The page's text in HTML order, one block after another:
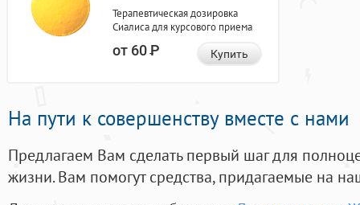
Терапевтическая дозировка
Сиалиса для курсового приема
от 60Р Купить
На пути к совершенству вместе с нами
Предлагаем Вам сделать первый шаг для
жизни. Вам помогут средства, придагаемые на